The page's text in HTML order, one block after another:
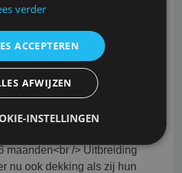
Goudse heeft haar
op diverse punten
heeft haar Ondernemers-
punten aangepast;<br />
te verzekeren bedrag is
maanden<br /> Uitbreiding
nu ook dekking als zij hun
verder
ACCEPTEREN
AFWIJZEN
INSTELLINGEN